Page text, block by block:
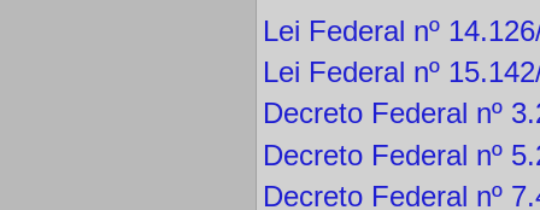
Lei Federal nº
Lei Federal nº
Decreto Federal nº
Decreto Federal nº
Decreto Federal nº